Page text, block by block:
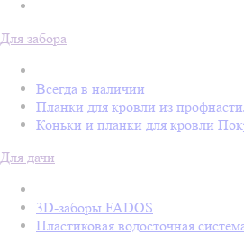
Для забора
Всегда в наличии
Планки для кровли из
Коньки и планки для кровли
Для дачи
3D-заборы FADOS
Пластиковая водосточная